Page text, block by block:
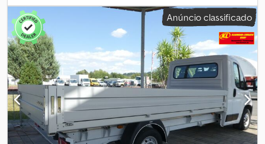
espaço de carga:2 m³, comprimento do espaço de carga:2 080
mm, largura do espaço de carga: 2 100 mm, altura do espaço de
carga: 400 mm , Ano de fabrico:
, Cabina: duplo Dodpfx Aisyc
U Nwocjck
Anúncio classificado